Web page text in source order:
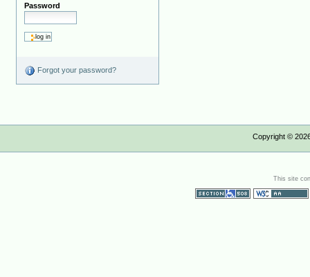
Password
Forgot your password?
Copyright ©
This site